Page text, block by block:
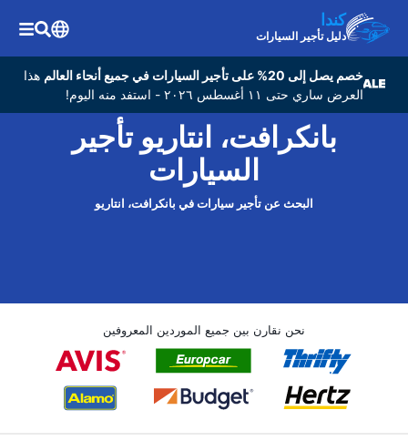
كندا
دليل تأجير السيارات
خصم يصل إلى 20% على تأجير السيارات في جميع أنحاء العالم
هذا
العرض ساري حتى ١١ أغسطس ٢٠٢٦ - استفد منه اليوم!
بانکرافت، انتاریو تأجير
السيارات
البحث عن تأجير سيارات في بانکرافت، انتاریو
نحن نقارن بين جميع الموردين المعروفين